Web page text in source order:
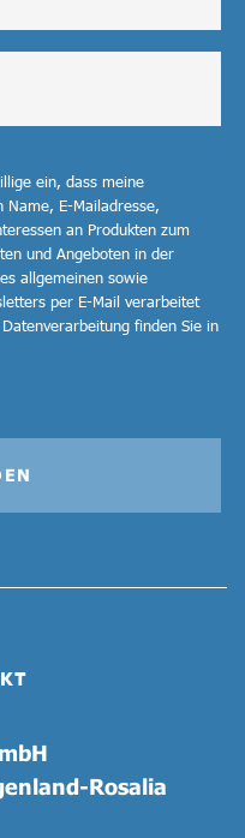
Rosalia
ein, dass meine
Name, E-Mailadresse,
an Produkten zum
und Angeboten in der
allgemeinen sowie
per E-Mail verarbeitet
finden Sie in